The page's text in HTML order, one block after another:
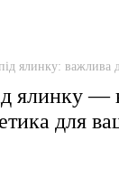
ялинку: важлива
ялинку —
для